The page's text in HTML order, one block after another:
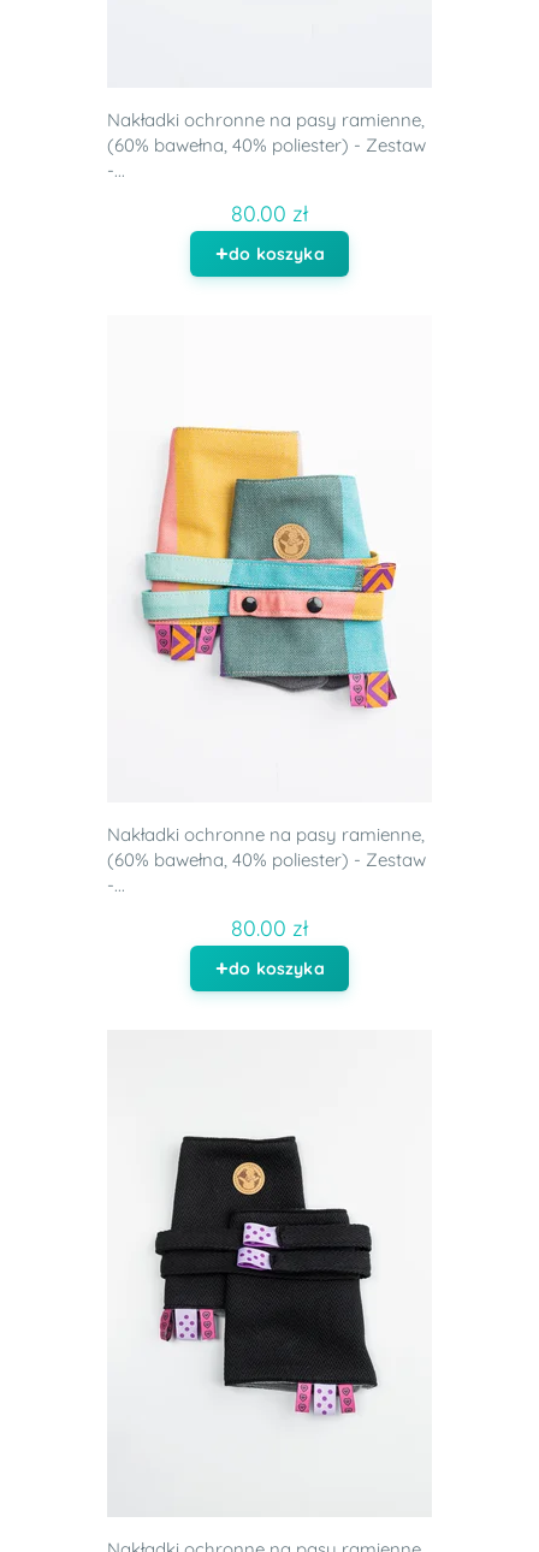
Nakładki ochronne na pasy ramienne,
(60% bawełna, 40% poliester) - Zestaw
-...
80.00 zł
do koszyka
Nakładki ochronne na pasy ramienne,
(60% bawełna, 40% poliester) - Zestaw
-...
80.00 zł
do koszyka